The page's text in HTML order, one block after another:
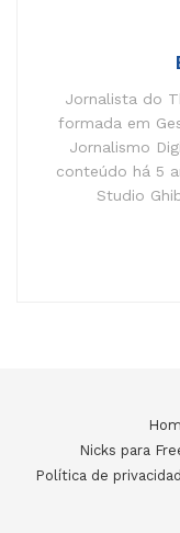
Jornalista do
formada em
Jornalismo
conteúdo há 5
Studio
Nicks para
Política de